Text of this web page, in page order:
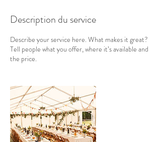
Description du service
Describe your service here. What makes it great?
Tell people what you offer, where it’s available and
the price.